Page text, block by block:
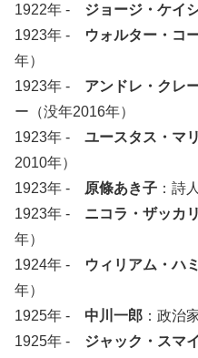
1922年 - ジョージ・ケイ
1923年 -
ウォルター・コ
年）
1923年 - アンドレ・クレ
ー（没年2016年）
1923年 - ユースタス・マ
2010年）
1923年 - 原條あき子 ：詩
1923年 - ニコラ・ザッカ
年）
1924年 -
ウィリアム・ハ
年）
1925年 - 中川一郎 ：政治
1925年 - ジャック・スマ